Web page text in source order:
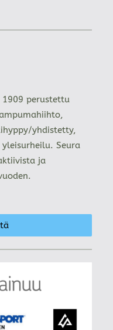
perustettu
yhdistetty,
Seura
ja